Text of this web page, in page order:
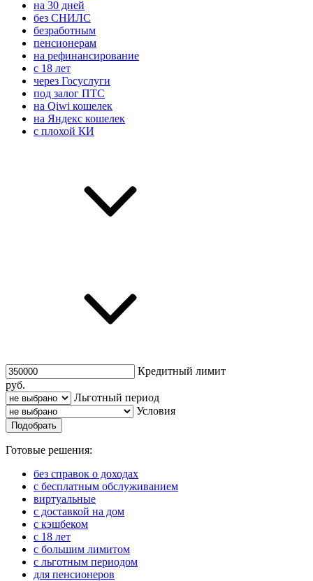
на 30 дней
без СНИЛС
безработным
пенсионерам
на рефинансирование
с 18 лет
через Госуслуги
под залог ПТС
на Qiwi кошелек
на Яндекс кошелек
с плохой КИ
Кредитный лимит
руб.
Льготный период
Условия
Подобрать
Готовые решения:
без справок о доходах
с бесплатным обслуживанием
виртуальные
с доставкой на дом
с кэшбеком
с 18 лет
с большим лимитом
с льготным периодом
для пенсионеров